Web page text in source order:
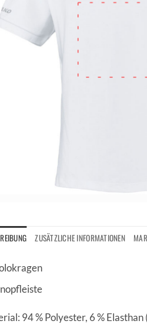
ZUSÄTZLICHE INFORMATIONEN
94 % Polyester, 6 %